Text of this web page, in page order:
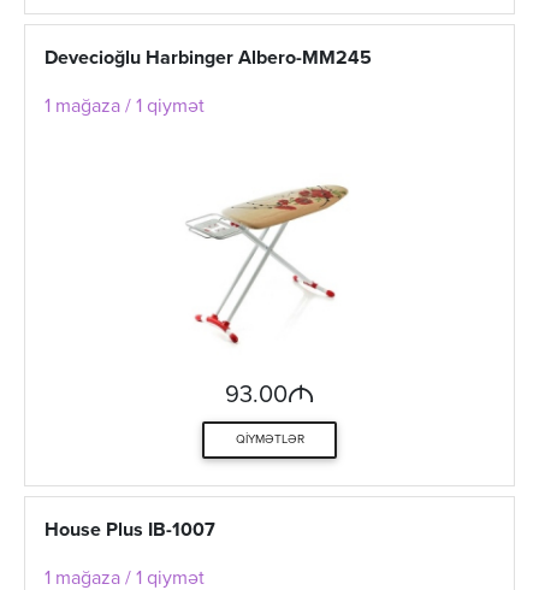
Devecioğlu Harbinger Albero-MM245
1 mağaza / 1 qiymət
93.00M
QIYMƏTLƏR
House Plus IB-1007
1 mağaza / 1 qiymət